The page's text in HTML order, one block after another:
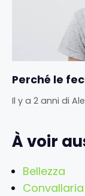
Perché le
Il y a 2 anni di
À voir
Bellezza